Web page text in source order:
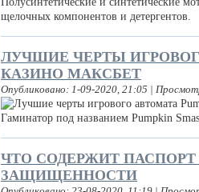
щелочных компонентов и детергентов.
ЛУЧШИЕ ЧЕРТЫ
КАЗИНО МАКСБЕТ
Опубликовано: 1-09-2020, 21:05 |
Гаминатор под названием Pumpkin
ЧТО СОДЕРЖИТ
ЗАЩИЩЕННОСТИ